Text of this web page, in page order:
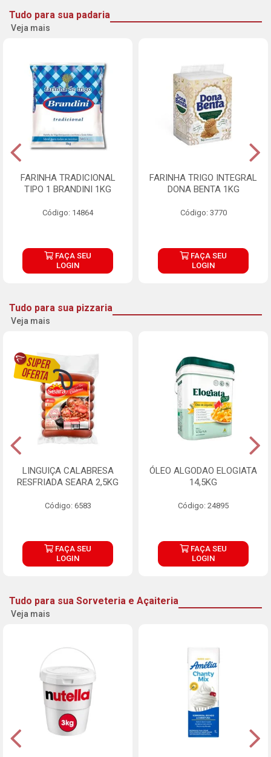
Tudo para sua padaria
Veja mais
FARINHA TRADICIONAL
TIPO 1 BRANDINI 1KG
Código: 14864
FAÇA SEU
LOGIN
FARINHA TRIGO INTEGRAL
DONA BENTA 1KG
Código: 3770
FAÇA SEU
LOGIN
Tudo para sua pizzaria
Veja mais
LINGUIÇA CALABRESA
RESFRIADA SEARA 2,5KG
Código: 6583
FAÇA SEU
LOGIN
ÓLEO ALGODAO ELOGIATA
14,5KG
Código: 24895
FAÇA SEU
LOGIN
Tudo para sua Sorveteria e Açaiteria
Veja mais